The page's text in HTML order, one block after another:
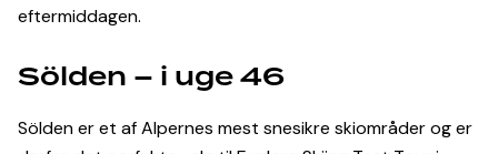
eftermiddagen.
Sölden – i uge 46
Sölden er et af Alpernes mest snesikre skiområder og er